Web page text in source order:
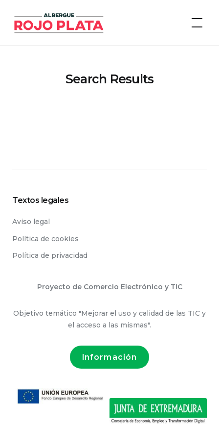
content
Albergue Rojo Plata
Search Results
Textos legales
Aviso legal
Política de cookies
Política de privacidad
Proyecto de Comercio Electrónico y TIC
Objetivo temático "Mejorar el uso y calidad de las TIC y
el acceso a las mismas".
Información